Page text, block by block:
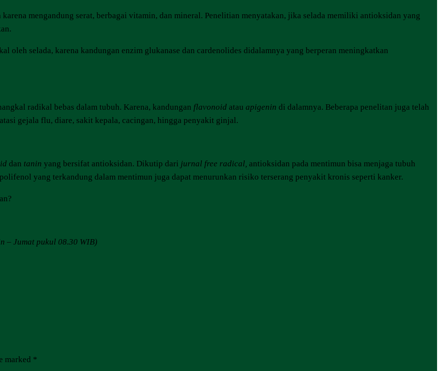
mengandung serat, berbagai vitamin, dan mineral. Penelitian menyatakan, jika selada memiliki antioksidan yang
oleh selada, karena kandungan enzim glukanase dan cardenolides didalamnya yang berperan meningkatkan
radikal bebas dalam tubuh. Karena, kandungan flavonoid atau apigenin di dalamnya. Beberapa penelitan juga telah
gejala flu, diare, sakit kepala, cacingan, hingga penyakit ginjal.
dan tanin yang bersifat antioksidan. Dikutip dari jurnal free radical, antioksidan pada mentimun bisa menjaga tubuh
yang terkandung dalam mentimun juga dapat menurunkan risiko terserang penyakit kronis seperti kanker.
– Jumat pukul 08.30 WIB)
marked *